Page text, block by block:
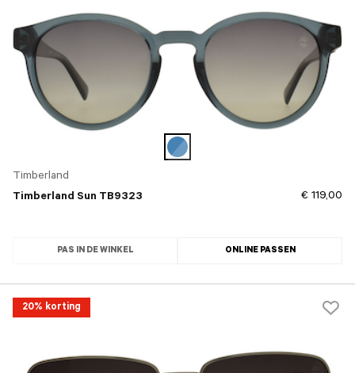
Timberland
Timberland Sun TB9323
€ 119,00
PAS IN DE WINKEL ONLINE PASSEN
20% korting